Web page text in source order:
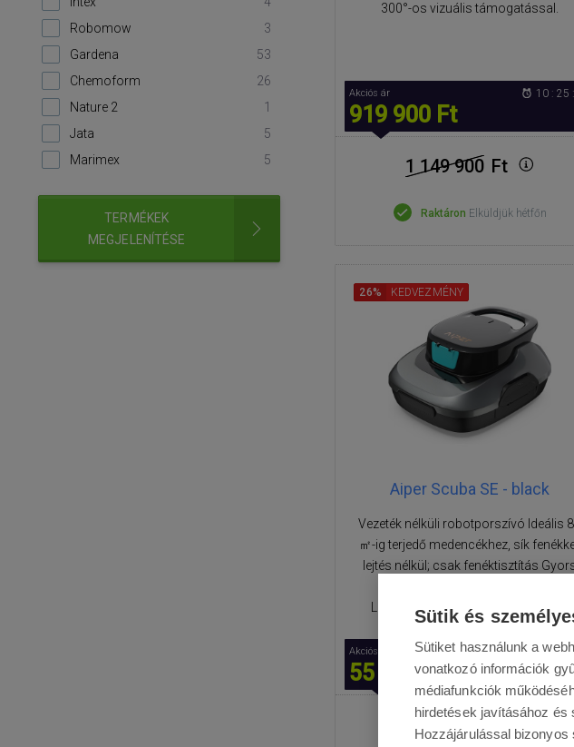
300°-os vizuális támogatással.
Akciós ár
919 900 Ft
10 : 25
1 149 900 Ft
Raktáron Elküldjük hétfőn
Aiper Scuba SE - black
Vezeték nélküli robotporszívó Ideális
㎡-ig terjedő medencékhez, sík
lejtés nélkül; csak fenéktisztítás
LED kijelző az összes funkcióról és
26% KEDVEZMÉNY
Akciós ár
55 600 Ft
74 990Ft
Robomow
3
Gardena
53
Chemoform
26
Nature 2
1
Jata
5
Marimex
5
TERMÉKEK
MEGJELENÍTÉSE
Sütik és
Sütiket használunk a
vonatkozó információk
médiafunkciók
hirdetések javításához és
Hozzájárulással